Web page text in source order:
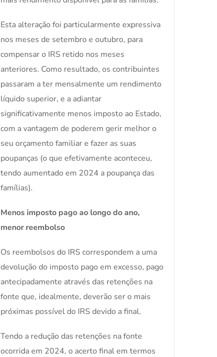
Esta alteração foi particularmente expressiva
nos meses de setembro e outubro, para
compensar o IRS retido nos meses
anteriores. Como resultado, os contribuintes
passaram a ter mensalmente um rendimento
líquido superior, e a adiantar
significativamente menos imposto ao Estado,
com a vantagem de poderem gerir melhor o
seu orçamento familiar e fazer as suas
poupanças (o que efetivamente aconteceu,
tendo aumentado em 2024 a poupança das
famílias).
Menos imposto pago ao longo do ano,
menor reembolso
Os reembolsos do IRS correspondem a uma
devolução do imposto pago em excesso, pago
antecipadamente através das retenções na
fonte que, idealmente, deverão ser o mais
próximas possível do IRS devido a final.
Tendo a redução das retenções na fonte
ocorrida em 2024, o acerto final em termos